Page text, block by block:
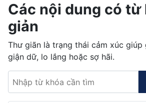
Các nội dung có từ
giản
Thư giãn là trạng thái cảm xúc giúp
giận dữ, lo lắng hoặc sợ hãi.
Nhập từ khóa cần tìm